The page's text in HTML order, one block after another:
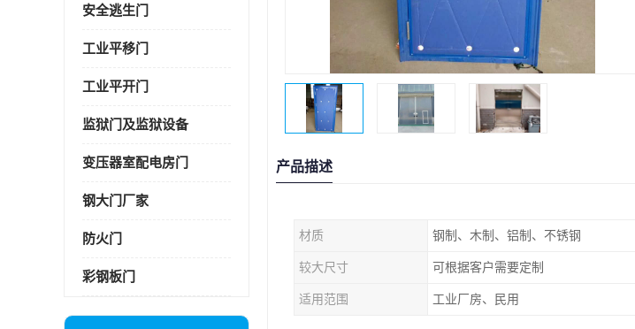
安全逃生门
工业平移门
工业平开门
监狱门及监狱设备
变压器室配电房门
钢大门厂家
防火门
彩钢板门
产品描述
材质 钢制、木制、铝制、不锈钢
较大尺寸 可根据客户需要定制
适用范围 工业厂房、民用